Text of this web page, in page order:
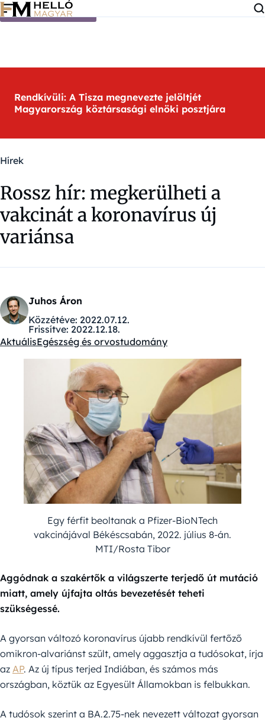
Ugrás a tartalomra
Rendkívüli: A Tisza megnevezte jelöltjét
Magyarország köztársasági elnöki posztjára
Hírek
Rossz hír: megkerülheti a
vakcinát a koronavírus új
variánsa
Juhos Áron
Közzétéve: 2022.07.12.
Frissítve: 2022.12.18.
Kategóriák:
AktuálisEgészség és orvostudomány
Egy férfit beoltanak a Pfizer-BioNTech
vakcinájával Békéscsabán, 2022. július 8-án.
MTI/Rosta Tibor
Aggódnak a szakértők a világszerte terjedő út mutáció
miatt, amely újfajta oltás bevezetését teheti
szükségessé.
A gyorsan változó koronavírus újabb rendkívül fertőző
omikron-alvariánst szült, amely aggasztja a tudósokat, írja
az AP. Az új típus terjed Indiában, és számos más
országban, köztük az Egyesült Államokban is felbukkan.
A tudósok szerint a BA.2.75-nek nevezett változat gyorsan